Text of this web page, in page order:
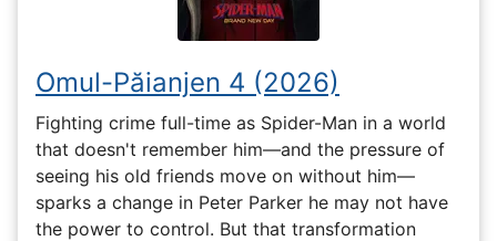
Omul-Păianjen 4 (2026)
Fighting crime full-time as Spider-Man in a world
that doesn't remember him—and the pressure of
seeing his old friends move on without him—
sparks a change in Peter Parker he may not have
the power to control. But that transformation